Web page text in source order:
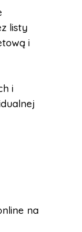
listy
i
i
na